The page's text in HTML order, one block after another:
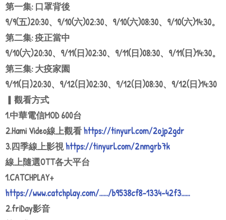
第一集: 口罩背後
9/9(五)20:30、9/10(六)02:30、9/10(六)08:30、9/10(六)14:30。
第二集: 疫正當中
9/10(六)20:30、9/11(日)02:30、9/11(日)08:30、9/11(日)14:30。
第三集: 大疫家園
9/11(日)20:30、9/12(日)02:30、9/12(日)08:30、9/12(日)14:30
▎觀看方式
1.中華電信MOD 600台
2.Hami Video線上觀看 https://tinyurl.com/2ojp2gdr
3.四季線上影視 https://tinyurl.com/2nmgrb7k
線上隨選OTT各大平台
1.CATCHPLAY+
https://www.catchplay.com/....../b9538cf8-1334-42f3......
2.friDay影音